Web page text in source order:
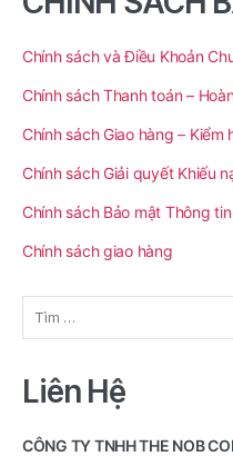
Chính sách và Điều Khoản
Chính sách Thanh toán –
Chính sách Giao hàng – Kiểm
Chính sách Giải quyết Khiếu
Chính sách Bảo mật Thông tin
Chính sách giao hàng
Tìm
kiếm
Liên Hệ
CÔNG TY TNHH THE NOB